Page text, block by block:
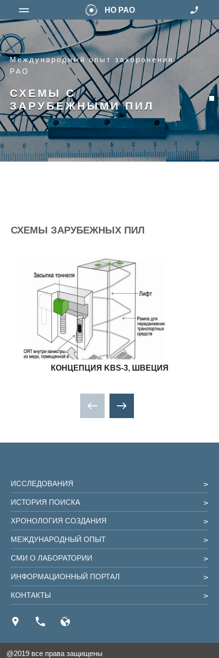
НО РАО
Международный опыт захоронения
РАО
СХЕМЫ С
ЗАРУБЕЖНЫМИ ПИЛ
СХЕМЫ ЗАРУБЕЖНЫХ ПИЛ
КОНЦЕПЦИЯ KBS-3, ШВЕЦИЯ
ИССЛЕДОВАНИЯ
ИСТОРИЯ ПОИСКА
ХРОНОЛОГИЯ СОЗДАНИЯ
МЕЖДУНАРОДНЫЙ ОПЫТ
СМИ О ЛАБОРАТОРИИ
ИНФОРМАЦИОННЫЙ ПОРТАЛ
КОНТАКТЫ
@2019 все права защищены